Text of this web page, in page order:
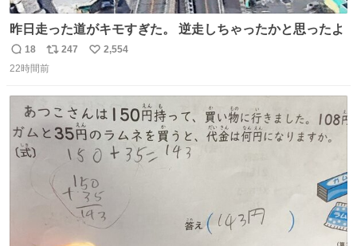
昨日走った道がキモすぎた。 逆走しちゃったかと思ったよ
返
信
18
リ
ポ
ト
247
い
数
2,554
22時間前